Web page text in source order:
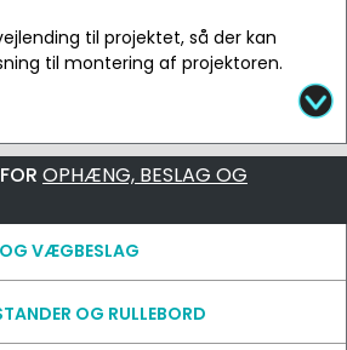
til projektet, så der kan
til montering af projektoren.
OPHÆNG, BESLAG OG
VÆGBESLAG
OG RULLEBORD